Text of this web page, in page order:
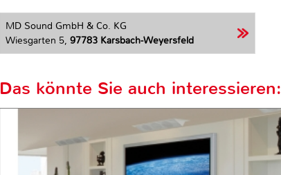
MD Sound GmbH & Co. KG
Wiesgarten 5, 97783 Karsbach-Weyersfeld
Das könnte Sie auch interessieren: